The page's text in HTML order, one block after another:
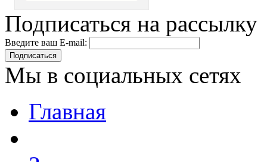
Подписаться на рассылку
Введите ваш E-mail:
Подписаться
Мы в социальных сетях
Главная